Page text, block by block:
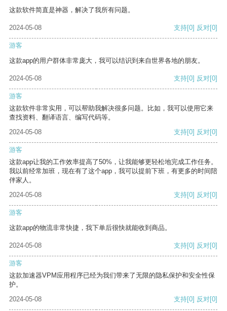
这款软件简直是神器，解决了我所有问题。
2024-05-08 支持[0] 反对[0]
游客
这款app的用户群体非常庞大，我可以结识到来自世界各地的朋友。
2024-05-08 支持[0] 反对[0]
游客
这款软件非常实用，可以帮助我解决很多问题。比如，我可以使用它来
查找资料、翻译语言、编写代码等。
2024-05-08
支持[0] 反对[0]
游客
这款app让我的工作效率提高了50%，让我能够更轻松地完成工作任务。
我以前经常加班，现在有了这个app，我可以提前下班，有更多的时间陪
伴家人。
2024-05-08
支持[0] 反对[0]
游客
这款app的物流非常快捷，我下单后很快就能收到商品。
2024-05-08 支持[0] 反对[0]
游客
这款加速器VPM应用程序已经为我们带来了无限的隐私保护和安全性保
护。
2024-05-08
支持[0] 反对[0]